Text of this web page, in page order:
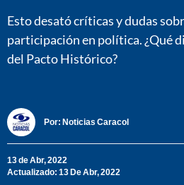
Esto desató críticas y dudas
participación en política. ¿Qué
del Pacto Histórico?
Por: Noticias Caracol
13 de Abr, 2022
Actualizado: 13 De Abr, 2022